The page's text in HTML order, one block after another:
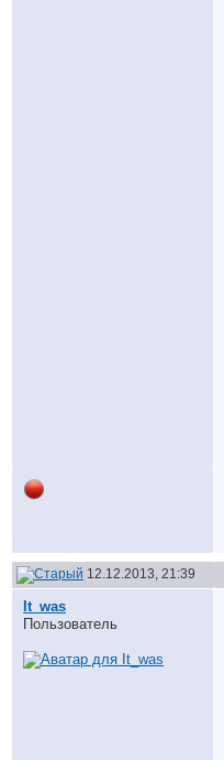
12.12.2013, 21:39
It_was
Пользователь